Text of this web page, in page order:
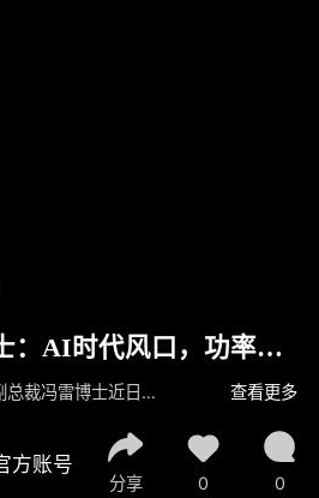
：AI时代风口，功率半
AOS分立功率器件产品线副总裁冯雷博士近日接受《电子工程专辑》（EETimesChina）专访。围绕这场“从电网到GPU核心”的能源革命中，从产品布局广度、技术储备深度，以及解决方案前瞻性三大维度，分享了AOS对AI功率基础设施演进趋势的观察，以及公司在AI数据中心、宽禁带半导体和新型电源架构领域的布局思路 查看更多
方账号
分享 0 0